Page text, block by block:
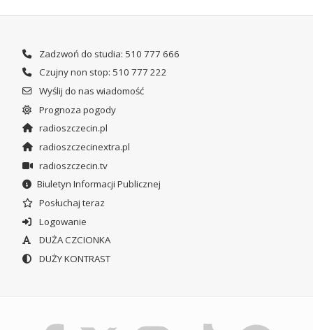
Zadzwoń do studia: 510 777 666
Czujny non stop: 510 777 222
Wyślij do nas wiadomość
Prognoza pogody
radioszczecin.pl
radioszczecinextra.pl
radioszczecin.tv
Biuletyn Informacji Publicznej
Posłuchaj teraz
Logowanie
DUŻA CZCIONKA
DUŻY KONTRAST